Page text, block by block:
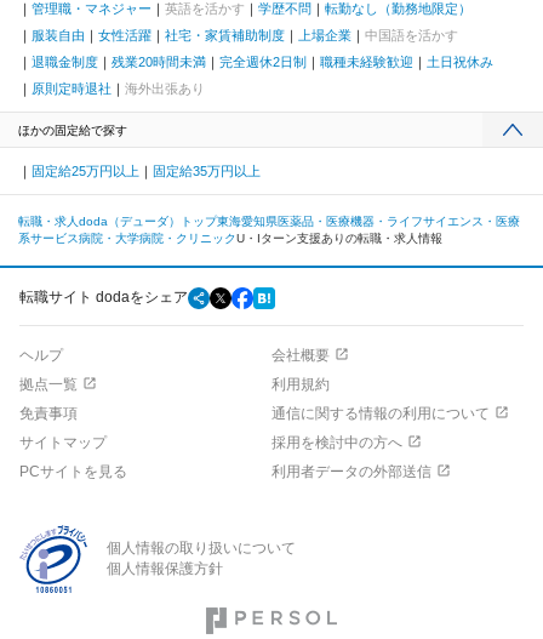
管理職・マネジャー
英語を活かす 学歴不問
転勤なし（勤務地限定）
服装自由
女性活躍 社宅・家賃補助制度 上場企業
中国語を活かす
退職金制度
残業20時間未満 完全週休2日制 職種未経験歓迎
土日祝休み
原則定時退社
海外出張あり
ほかの固定給で探す
固定給25万円以上 固定給35万円以上
転職・求人doda（デューダ）トップ東海愛知県医薬品・医療機器・ライフサイエンス・医療
系サービス病院・大学病院・クリニックU・Iターン支援ありの転職・求人情報
転職サイト dodaをシェア
ヘルプ
会社概要
拠点一覧
利用規約
免責事項
通信に関する情報の利用について
サイトマップ
採用を検討中の方へ
PCサイトを見る
利用者データの外部送信
個人情報の取り扱いについて
個人情報保護方針